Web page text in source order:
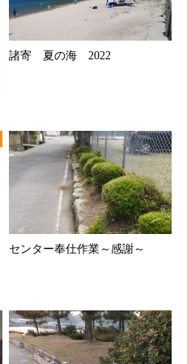
諸寄 夏の海 2022
センター奉仕作業～感謝～